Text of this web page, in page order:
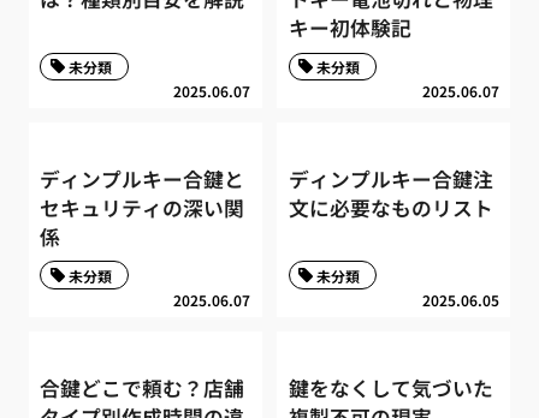
2025.06.07
未分類
キー初体験記
2025.06.07
未分類
ディンプルキー合鍵と
セキュリティの深い関
係
2025.06.07
未分類
ディンプルキー合鍵注
文に必要なものリスト
2025.06.05
未分類
合鍵どこで頼む？店舗
鍵をなくして気づいた